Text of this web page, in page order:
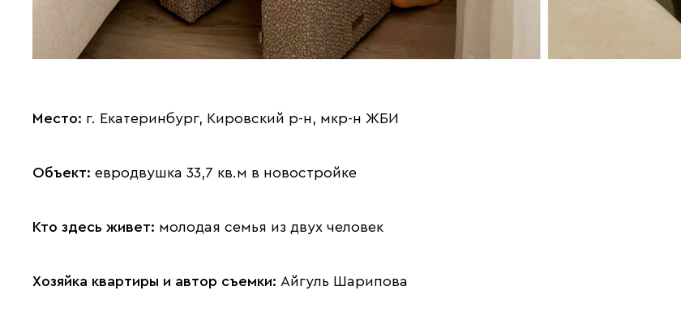
Место: г. Екатеринбург, Кировский р-н, мкр-н ЖБИ
Объект: евродвушка 33,7 кв.м в новостройке
Кто здесь живет: молодая семья из двух человек
Хозяйка квартиры и автор съемки: Айгуль Шарипова